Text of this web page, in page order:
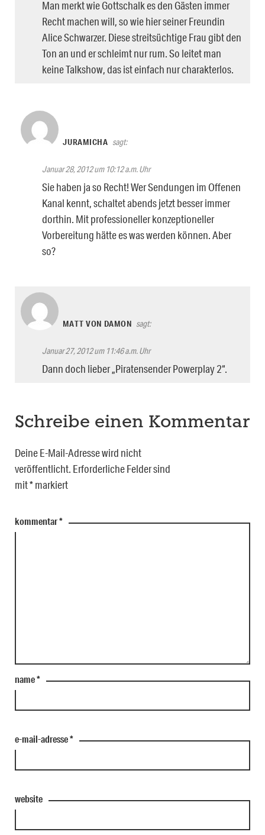
Man merkt wie Gottschalk es den Gästen immer
Recht machen will, so wie hier seiner Freundin
Alice Schwarzer. Diese streitsüchtige Frau gibt den
Ton an und er schleimt nur rum. So leitet man
keine Talkshow, das ist einfach nur charakterlos.
JURAMICHA sagt:
Januar 28, 2012 um 10:12 a.m. Uhr
Sie haben ja so Recht! Wer Sendungen im Offenen
Kanal kennt, schaltet abends jetzt besser immer
dorthin. Mit professioneller konzeptioneller
Vorbereitung hätte es was werden können. Aber
so?
MATT VON DAMON sagt:
Januar 27, 2012 um 11:46 a.m. Uhr
Dann doch lieber „Piratensender Powerplay 2“.
Schreibe einen Kommentar
Deine E-Mail-Adresse wird nicht
veröffentlicht. Erforderliche Felder sind
mit*markiert
kommentar*
name*
e-mail-adresse*
website